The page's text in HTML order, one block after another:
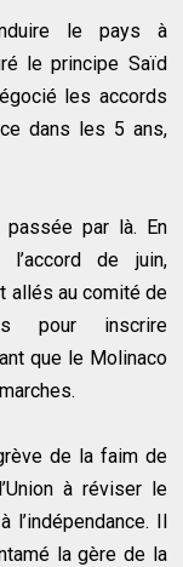
le pays à
le principe Saïd
les accords
dans les 5 ans,
par là. En
de juin,
allés au comité de
pour inscrire
que le Molinaco
de la faim de
à réviser le
l’indépendance. Il
la gère de la